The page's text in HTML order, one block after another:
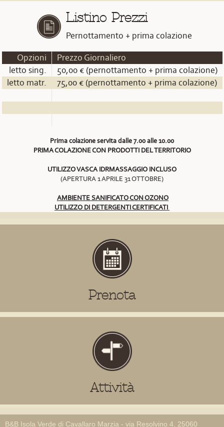
Listino Prezzi
Pernottamento + prima colazione
Opzioni
Prezzo Giornaliero
letto sing.
50,00 € (pernottamento + prima colazione)
letto matr.
75,00 € (pernottamento + prima colazione)
Prima colazione servita dalle 7.00 alle 10.00
PRIMA COLAZIONE CON PRODOTTI DEL TERRITORIO
UTILIZZO VASCA IDRMASSAGGIO INCLUSO
(APERTURA 1 APRILE 31 OTTOBRE)
AMBIENTE SANIFICATO CON OZONO
UTILIZZO DI DETERGENTI CERTIFICATI
Prenota
Attività
B&B Isola Verde di Cavallaro Marzia - via Resolvino 4, 25060